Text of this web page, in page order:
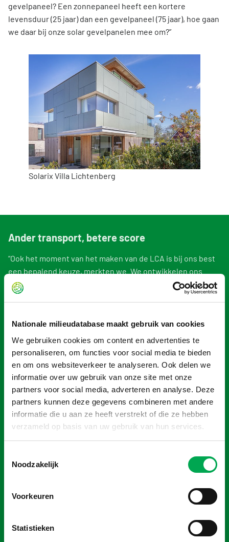
Nationale milieudatabase maakt gebruik van cookies
We gebruiken cookies om content en advertenties te
personaliseren, om functies voor social media te bieden
en om ons websiteverkeer te analyseren. Ook delen we
informatie over uw gebruik van onze site met onze
partners voor social media, adverteren en analyse. Deze
partners kunnen deze gegevens combineren met andere
informatie die u aan ze heeft verstrekt of die ze hebben
verzameld op basis van uw gebruik van hun services.
Noodzakelijk
Voorkeuren
Statistieken
gevelpaneel? Een zonnepaneel heeft een kortere
levensduur (25 jaar) dan een gevelpaneel (75 jaar), hoe gaan
we daar bij onze solar gevelpanelen mee om?”
Solarix Villa Lichtenberg
Ander transport, betere score
“Ook het moment van het maken van de LCA is bij ons best
een bepalend keuze, merkten we. We ontwikkelen ons
product en onze processen de hele tijd door. Zo verpakten
we de gevelpanelen voorheen in een soort houten kisten.
niet altijd. Daarom veranderden we de manier waarop we
met her te gebruiken hoekstukken. Die hoekstukken zijn
heel flexibel in gebruik en komen altijd terug, waardoor we
ze voor meerdere leveringen kunnen gebruiken. Daardoor
hebben we nu alweer een betere score dan bij onze eerste
LCA. We zijn erg blij met de score.”
Minder materiaal, meer recycling
bezig is. “We gebruiken inmiddels aluminium voor ons
montagesysteem dat voor 80% is gerecycled. En door
slimmer te monteren besparen we materiaal. Wat dat
betreft zijn we wel benieuwd naar de volgende LCA. We